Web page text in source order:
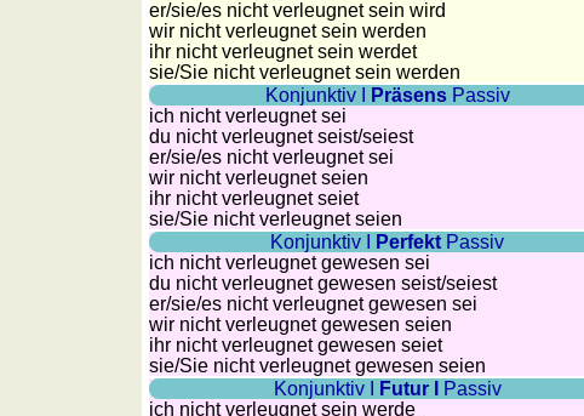
Münzenquiz
Länderquiz
weitere
Gehirntraining
Rechentrainer
er/sie/es nicht verleugnet sein wird
wir nicht verleugnet sein werden
ihr nicht verleugnet sein werdet
sie/Sie nicht verleugnet sein werden
Konjunktiv I
PräsensPassiv
ich nicht verleugnet sei
du nicht verleugnet seist/seiest
er/sie/es nicht verleugnet sei
wir nicht verleugnet seien
ihr nicht verleugnet seiet
sie/Sie nicht verleugnet seien
Konjunktiv I
Perfekt Passiv
ich nicht verleugnet gewesen sei
du nicht verleugnet gewesen seist/seiest
er/sie/es nicht verleugnet gewesen sei
wir nicht verleugnet gewesen seien
ihr nicht verleugnet gewesen seiet
sie/Sie nicht verleugnet gewesen seien
Konjunktiv I
Futur I
Passiv
ich nicht verleugnet sein werde